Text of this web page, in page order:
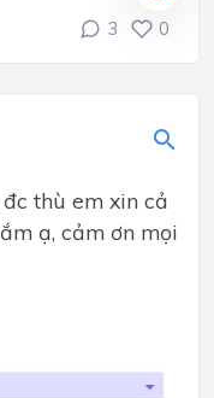
3 0
thù em xin cả
ạ, cảm ơn mọi